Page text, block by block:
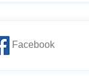
Facebook